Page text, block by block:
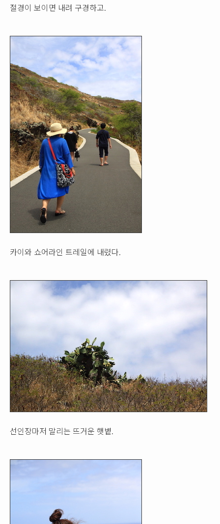
절경이 보이면 내려 구경하고.
카이와 쇼어라인 트레일에 내렸다.
선인장마저 말리는 뜨거운 햇볕.